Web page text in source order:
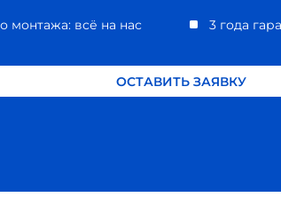
монтажа: всё на нас 3 года
ОСТАВИТЬ ЗАЯВКУ